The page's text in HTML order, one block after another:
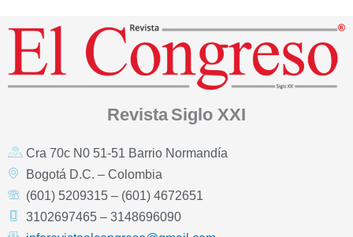
Revista Siglo XXI
Cra 70c N0 51-51 Barrio Normandía
Bogotá D.C. – Colombia
(601) 5209315 – (601) 4672651
3102697465 – 3148696090